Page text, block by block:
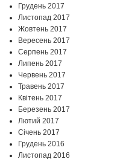
Грудень 2017
Листопад 2017
Жовтень 2017
Вересень 2017
Серпень 2017
Липень 2017
Червень 2017
Травень 2017
Квітень 2017
Березень 2017
Лютий 2017
Січень 2017
Грудень 2016
Листопад 2016